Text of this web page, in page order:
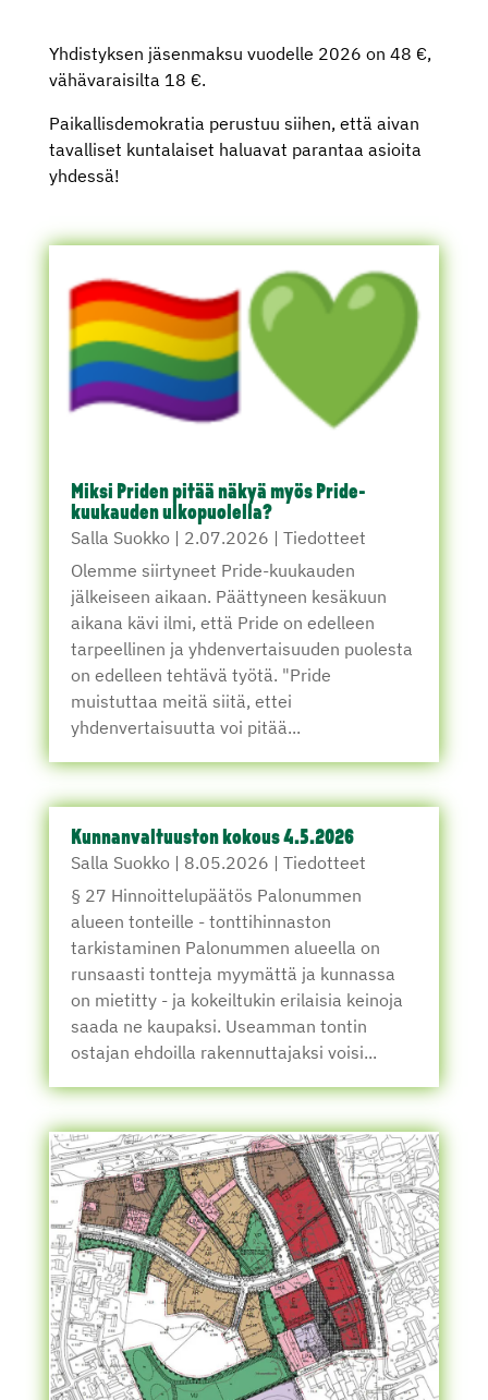
Yhdistyksen jäsenmaksu vuodelle 2026 on 48 €,
vähävaraisilta 18 €.
Paikallisdemokratia perustuu siihen, että aivan
tavalliset kuntalaiset haluavat parantaa asioita
yhdessä!
Miksi Priden pitää näkyä myös Pride-
kuukauden ulkopuolella?
Salla Suokko| 2.07.2026 | Tiedotteet
Olemme siirtyneet Pride-kuukauden
jälkeiseen aikaan. Päättyneen kesäkuun
aikana kävi ilmi, että Pride on edelleen
tarpeellinen ja yhdenvertaisuuden puolesta
on edelleen tehtävä työtä. "Pride
muistuttaa meitä siitä, ettei
yhdenvertaisuutta voi pitää...
Kunnanvaltuuston kokous 4.5.2026
Salla Suokko| 8.05.2026 | Tiedotteet
§ 27 Hinnoittelupäätös Palonummen
alueen tonteille - tonttihinnaston
tarkistaminen Palonummen alueella on
runsaasti tontteja myymättä ja kunnassa
on mietitty - ja kokeiltukin erilaisia keinoja
saada ne kaupaksi. Useamman tontin
ostajan ehdoilla rakennuttajaksi voisi...